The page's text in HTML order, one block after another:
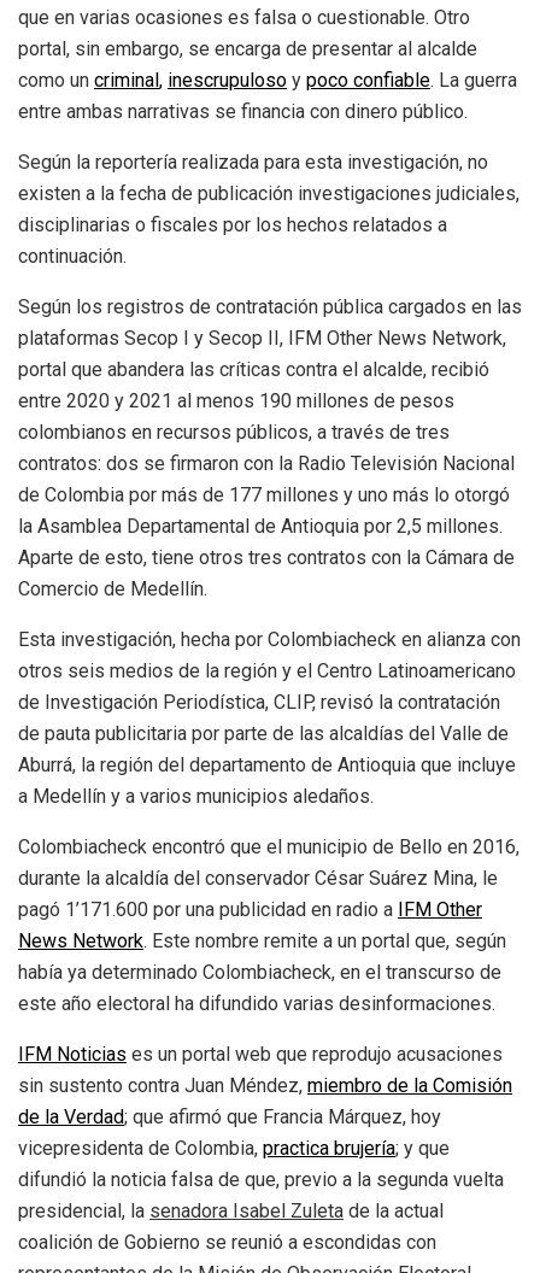
que en varias ocasiones es falsa o cuestionable. Otro
portal, sin embargo, se encarga de presentar al alcalde
como un criminal, inescrupuloso y poco confiable. La guerra
entre ambas narrativas se financia con dinero público.
Según la reportería realizada para esta investigación, no
existen a la fecha de publicación investigaciones judiciales,
disciplinarias o fiscales por los hechos relatados a
continuación.
Según los registros de contratación pública cargados en las
plataformas Secop I y Secop II, IFM Other News Network,
portal que abandera las críticas contra el alcalde, recibió
entre 2020 y 2021 al menos 190 millones de pesos
colombianos en recursos públicos, a través de tres
contratos: dos se firmaron con la Radio Televisión Nacional
de Colombia por más de 177 millones y uno más lo otorgó
la Asamblea Departamental de Antioquia por 2,5 millones.
Aparte de esto, tiene otros tres contratos con la Cámara de
Comercio de Medellín.
Esta investigación, hecha por Colombiacheck en alianza con
otros seis medios de la región y el Centro Latinoamericano
de Investigación Periodística, CLIP, revisó la contratación
de pauta publicitaria por parte de las alcaldías del Valle de
Aburrá, la región del departamento de Antioquia que incluye
a Medellín y a varios municipios aledaños.
Colombiacheck encontró que el municipio de Bello en 2016,
durante la alcaldía del conservador César Suárez Mina, le
pagó 1’171.600 por una publicidad en radio a IFM Other
News Network. Este nombre remite a un portal que, según
había ya determinado Colombiacheck, en el transcurso de
este año electoral ha difundido varias desinformaciones.
IFM Noticias es un portal web que reprodujo acusaciones
sin sustento contra Juan Méndez, miembro de la Comisión
de la Verdad; que afirmó que Francia Márquez, hoy
vicepresidenta de Colombia, practica brujería; y que
difundió la noticia falsa de que, previo a la segunda vuelta
presidencial, la senadora Isabel Zuleta de la actual
coalición de Gobierno se reunió a escondidas con